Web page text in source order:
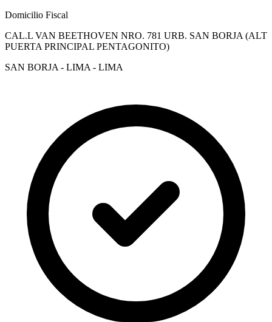
Domicilio Fiscal
CAL.L VAN BEETHOVEN NRO. 781 URB. SAN BORJA (ALT
PUERTA PRINCIPAL PENTAGONITO)
SAN BORJA - LIMA - LIMA